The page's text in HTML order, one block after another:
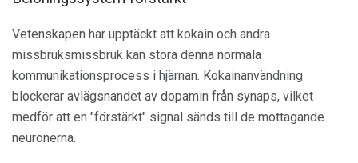
Vetenskapen har upptäckt att kokain och andra
missbruksmissbruk kan störa denna normala
kommunikationsprocess i hjärnan. Kokainanvändning
blockerar avlägsnandet av dopamin från synaps, vilket
medför att en "förstärkt" signal sänds till de mottagande
neuronerna.